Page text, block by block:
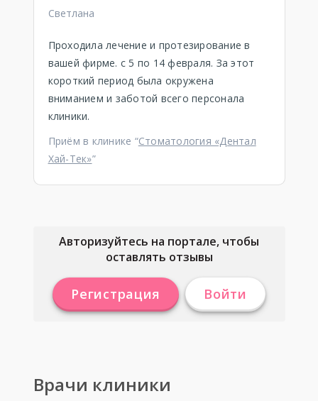
Светлана
Проходила лечение и протезирование в
вашей фирме. с 5 по 14 февраля. За этот
короткий период была окружена
вниманием и заботой всего персонала
клиники.
Приём в клинике “Стоматология «Дентал
Хай-Тек»”
Авторизуйтесь на портале, чтобы
оставлять отзывы
Регистрация Войти
Врачи клиники